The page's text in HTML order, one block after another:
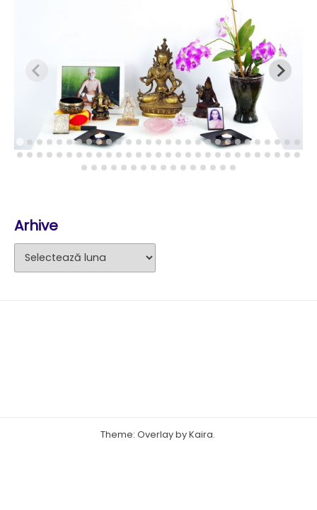
Arhive
Arhive
Theme: Overlay byKaira.